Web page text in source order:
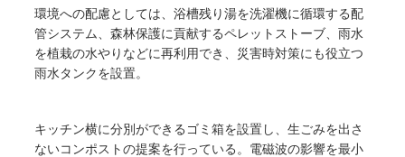
環境への配慮としては、浴槽残り湯を洗濯機に循環する配
管システム、森林保護に貢献するペレットストーブ、雨水
を植栽の水やりなどに再利用でき、災害時対策にも役立つ
雨水タンクを設置。
キッチン横に分別ができるゴミ箱を設置し、生ごみを出さ
ないコンポストの提案を行っている。電磁波の影響を最小